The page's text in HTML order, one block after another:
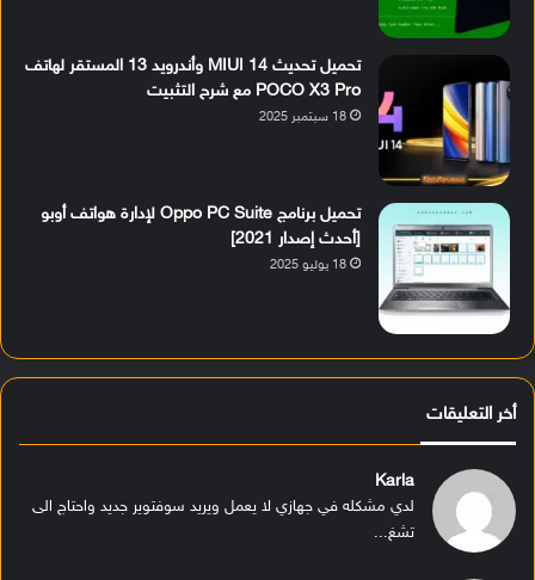
تحميل تحديث MIUI 14 وأندرويد 13 المستقر لهاتف
POCO X3 Pro مع شرح التثبيت
18 سبتمبر 2025
تحميل برنامج Oppo PC Suite لإدارة هواتف أوبو
[أحدث إصدار 2021]
18 يوليو 2025
أخر التعليقات
Karla
لدي مشكله في جهازي لا يعمل ويريد سوفتوير جديد واحتاج الى
تشغ...